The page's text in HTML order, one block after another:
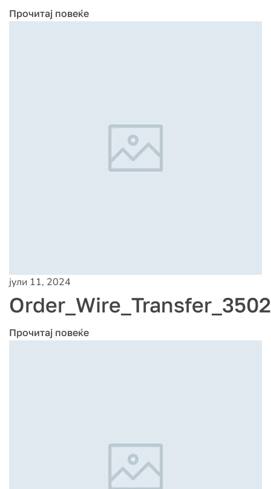
Прочитај повеќе
јули 11, 2024
Прочитај повеќе